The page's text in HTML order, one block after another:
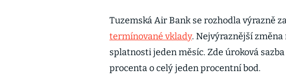
Tuzemská Air Bank se rozhodla výrazně
termínované vklady. Nejvýraznější
splatnosti jeden měsíc. Zde úroková
procenta o celý jeden procentní bod.